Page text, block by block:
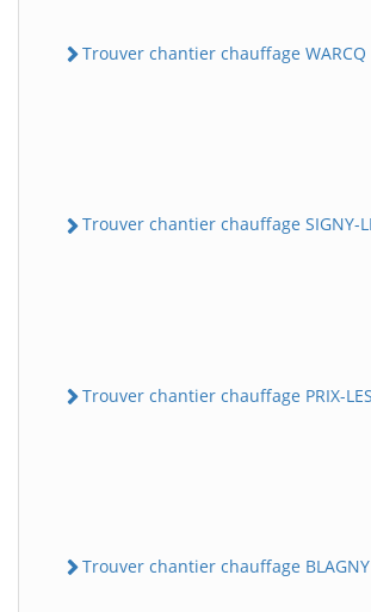
Trouver chantier chauffage WARCQ
Trouver chantier chauffage SIGNY-
Trouver chantier chauffage PRIX-
Trouver chantier chauffage BLAGNY